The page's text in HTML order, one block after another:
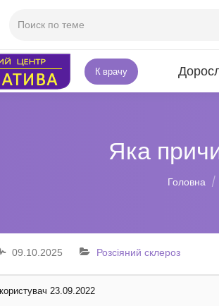
К врачу
Яка
Ви тут:
Головна
09.10.2025 Розсіяний склероз
23.09.2022